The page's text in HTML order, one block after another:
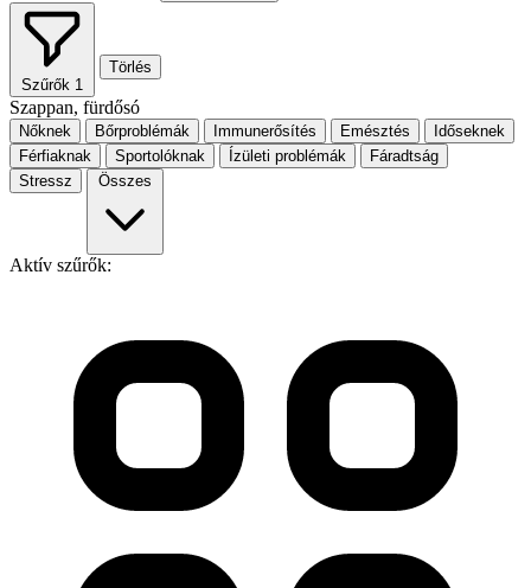
Szűrők 1
Törlés
Szappan, fürdősó
Nőknek Bőrproblémák Immunerősítés Emésztés
Időseknek
Férfiaknak
Sportolóknak Ízületi problémák
Fáradtság
Stressz
Összes
Aktív szűrők: